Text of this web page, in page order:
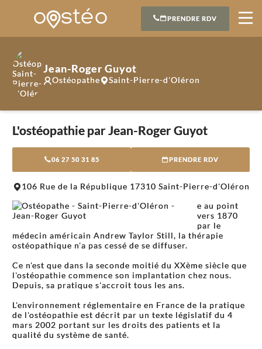
PRENDRE RDV
Jean-Roger Guyot
Ostéopathe Saint-Pierre-d'Oléron
L'ostéopathie par Jean-Roger Guyot
06 27 50 31 85 PRENDRE RDV
106 Rue de la République 17310 Saint-Pierre-d'Oléron
e au point
vers 1870
par le
médecin américain Andrew Taylor Still, la thérapie
ostéopathique n'a pas cessé de se diffuser.
Ce n'est que dans la seconde moitié du XXème siècle que
l'ostéopathie commence son implantation chez nous.
Depuis, sa pratique s'accroit tous les ans.
L'environnement réglementaire en France de la pratique
de l'ostéopathie est décrit par un texte législatif du 4
mars 2002 portant sur les droits des patients et la
qualité du système de santé.